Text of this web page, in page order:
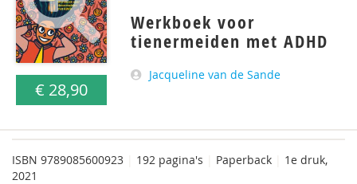
€ 28,90
Werkboek voor
tienermeiden met ADHD
Jacqueline van de Sande
ISBN 9789085600923 192 pagina's Paperback
1e druk,
2021